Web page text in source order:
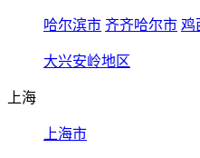
哈尔滨市 齐齐哈尔市 鸡
大兴安岭地区
上海
上海市